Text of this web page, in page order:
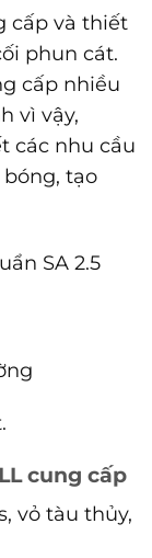
cấp và thiết
phun cát.
cấp nhiều
vì vậy,
các nhu cầu
tạo
SA 2.5
cung cấp
vỏ tàu thủy,